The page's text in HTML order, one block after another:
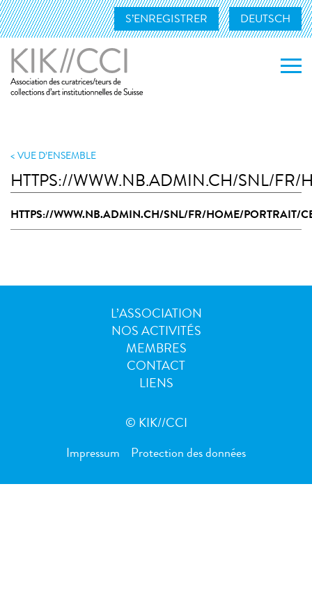
S’ENREGISTRER DEUTSCH
NOS ACTIVITÉS
MEMBRES
NOS MEMBRES
VUE D’ENSEMBLE
HTTPS://WWW.NB.ADMIN.CH/SNL/FR/
HTTPS://WWW.NB.ADMIN.CH/SNL/FR/HOME/PORTRAIT/
L’ASSOCIATION
NOS ACTIVITÉS
MEMBRES
CONTACT
LIENS
© KIK//CCI
Impressum Protection des données